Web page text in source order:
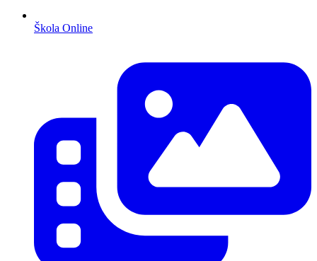
Škola Online